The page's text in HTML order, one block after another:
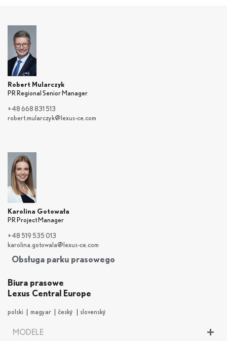
Robert Mularczyk
PR Regional Senior Manager
+48 668 831 513
robert.mularczyk@lexus-ce.com
Karolina Gotowała
PR Project Manager
+48 519 535 013
karolina.gotowala@lexus-ce.com
Obsługa parku prasowego
Biura prasowe
Lexus Central Europe
polski magyar český slovenský
+
MODELE